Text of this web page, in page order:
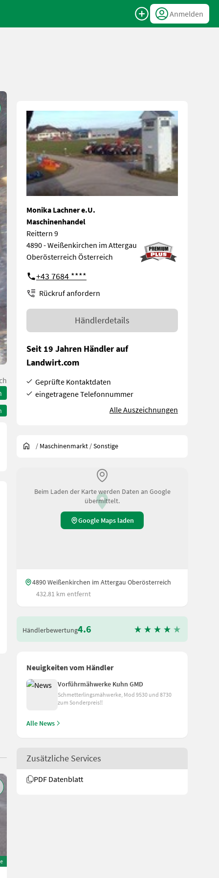
Anmelden
Monika Lachner e.U.
Maschinenhandel
Reittern 9
4890 - Weißenkirchen im Attergau
Oberösterreich Österreich
+43 7684 ****
Rückruf anfordern
Händlerdetails
Seit 19 Jahren Händler auf
Landwirt.com
Geprüfte Kontaktdaten
eingetragene Telefonnummer
Alle Auszeichnungen
/ Maschinenmarkt /Sonstige
Beim Laden der Karte werden Daten an Google
übermittelt.
Google Maps laden
4890 Weißenkirchen im Attergau Oberösterreich
432.81 km entfernt
Händlerbewertung4.6
Neuigkeiten vom Händler
Vorführmähwerke Kuhn GMD
Schmetterlingsmähwerke, Mod 9530 und 8730
zum Sonderpreis!!
Alle News
Zusätzliche Services
PDF Datenblatt